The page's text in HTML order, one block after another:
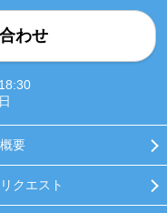
わせ
要
クエスト